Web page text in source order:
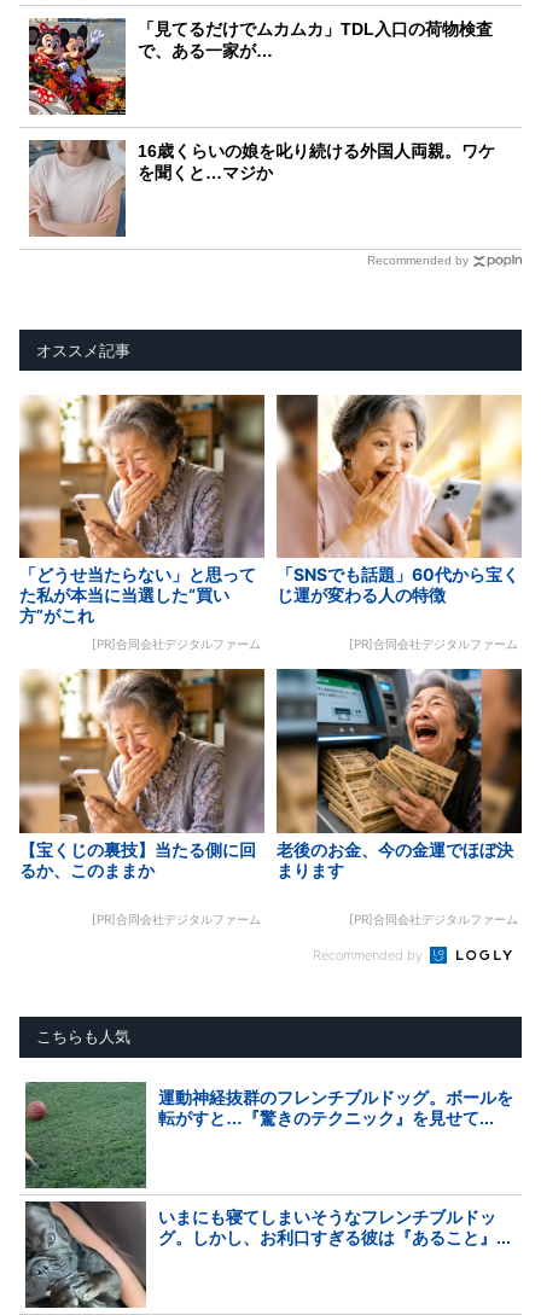
「見てるだけでムカムカ」TDL入口の荷物検査
で、ある一家が…
16歳くらいの娘を叱り続ける外国人両親。ワケ
を聞くと…マジか
Recommended by
オススメ記事
「どうせ当たらない」と思って
た私が本当に当選した“買い
方”がこれ
[PR]合同会社デジタルファーム
「SNSでも話題」60代から宝く
じ運が変わる人の特徴
[PR]合同会社デジタルファーム
【宝くじの裏技】当たる側に回
るか、このままか
[PR]合同会社デジタルファーム
老後のお金、今の金運でほぼ決
まります
[PR]合同会社デジタルファーム
Recommended by
こちらも人気
運動神経抜群のフレンチブルドッグ。ボールを
転がすと…『驚きのテクニック』を見せて...
いまにも寝てしまいそうなフレンチブルドッ
グ。しかし、お利口すぎる彼は『あること』...